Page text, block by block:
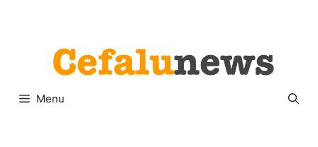
contenuto
Menu